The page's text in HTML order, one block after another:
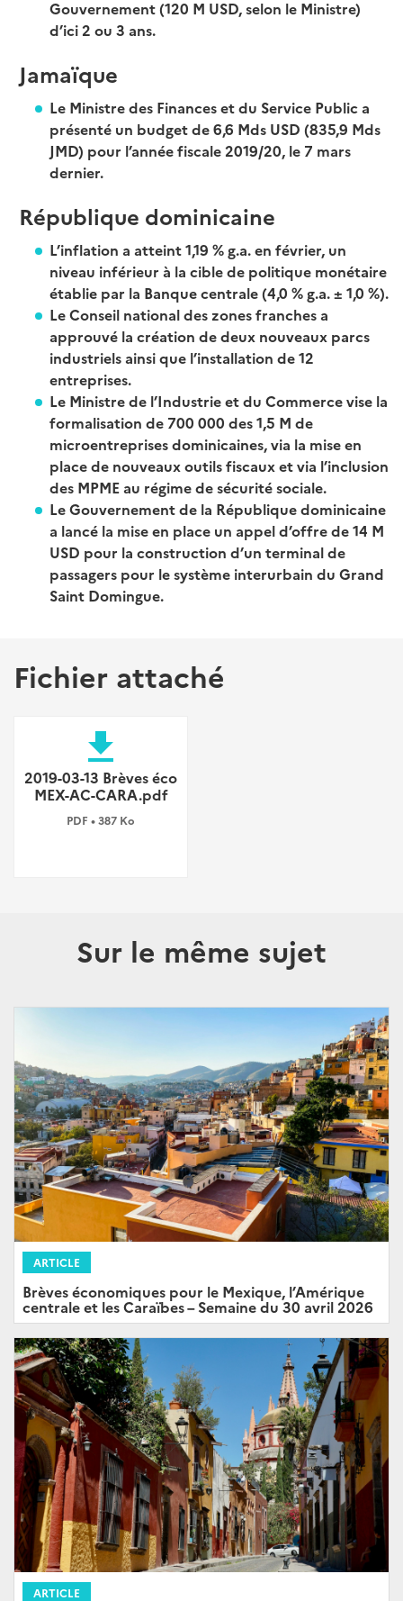
Gouvernement (120 M USD, selon le Ministre)
d’ici 2 ou 3 ans.
Jamaïque
Le Ministre des Finances et du Service Public a
présenté un budget de 6,6 Mds USD (835,9 Mds
JMD) pour l’année fiscale 2019/20, le 7 mars
dernier.
République dominicaine
L’inflation a atteint 1,19 % g.a. en février, un
niveau inférieur à la cible de politique monétaire
établie par la Banque centrale (4,0 % g.a. ± 1,0 %).
Le Conseil national des zones franches a
approuvé la création de deux nouveaux parcs
industriels ainsi que l’installation de 12
entreprises.
Le Ministre de l’Industrie et du Commerce vise la
formalisation de 700 000 des 1,5 M de
microentreprises dominicaines, via la mise en
place de nouveaux outils fiscaux et via l’inclusion
des MPME au régime de sécurité sociale.
Le Gouvernement de la République dominicaine
a lancé la mise en place un appel d’offre de 14 M
USD pour la construction d’un terminal de
passagers pour le système interurbain du Grand
Saint Domingue.
Fichier attaché
file_download
2019-03-13 Brèves éco
MEX-AC-CARA.pdf
PDF • 387 Ko
Sur le même sujet
ARTICLE
Brèves économiques pour le Mexique, l’Amérique
centrale et les Caraïbes – Semaine du 30 avril 2026
ARTICLE